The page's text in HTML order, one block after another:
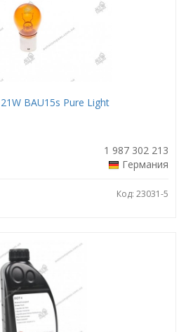
BAU15s Pure Light
1 987 302 213
Германия
Код: 23031-5